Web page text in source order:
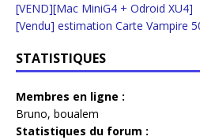
[VEND][Mac MiniG4 + Odroid XU4]
[Vendu] estimation Carte Vampire
STATISTIQUES
Membres en ligne :
Bruno, boualem
Statistiques du forum :